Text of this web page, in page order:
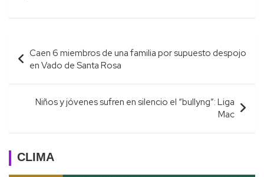
Navegación
de
entradas
Caen 6 miembros de una familia por supuesto despojo
en Vado de Santa Rosa
Niños y jóvenes sufren en silencio el “bullyng”: Liga
Mac
CLIMA